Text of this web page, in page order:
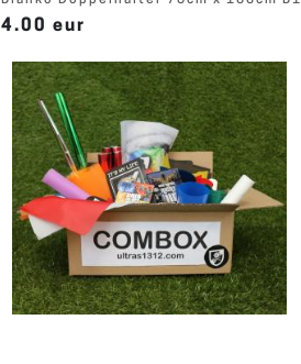
4.00 eur